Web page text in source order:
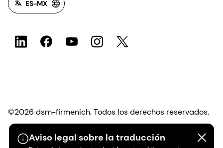
Aviso legal sobre la traducción
ES-MX
©2026 dsm-firmenich. Todos los derechos reservados.
Protección de datos